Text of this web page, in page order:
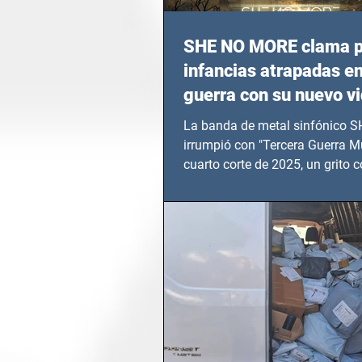
SHE NO MORE clama
infancias atrapadas
guerra con su nuevo
TERCERA GUERRA
La banda de metal sinfónico
irrumpió con "Tercera Guerra
cuarto corte de 2025, un grito
en epicentros bélicos.